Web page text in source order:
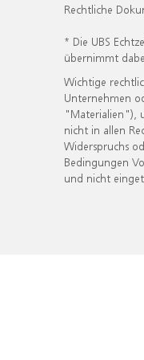
Rechtliche
* Die UBS
übernimmt
Wichtige
Unternehmen
"Materialien"),
nicht in allen
Widerspruchs
Bedingungen
und nicht